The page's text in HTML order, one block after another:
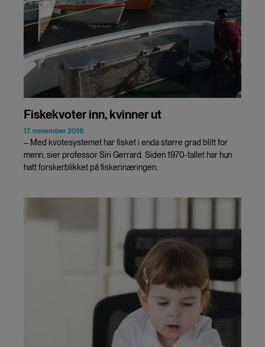
Fiskekvoter inn, kvinner ut
17. november 2016
– Med kvotesystemet har fisket i enda større grad blitt for
menn, sier professor Siri Gerrard. Siden 1970-tallet har hun
hatt forskerblikket på fiskerinæringen.